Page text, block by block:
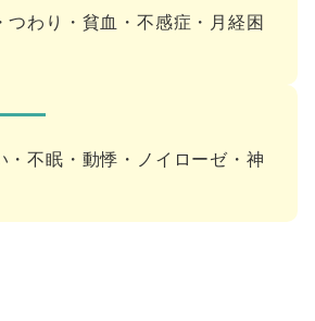
つわり・貧血・不感症・月経困
・不眠・動悸・ノイローゼ・神